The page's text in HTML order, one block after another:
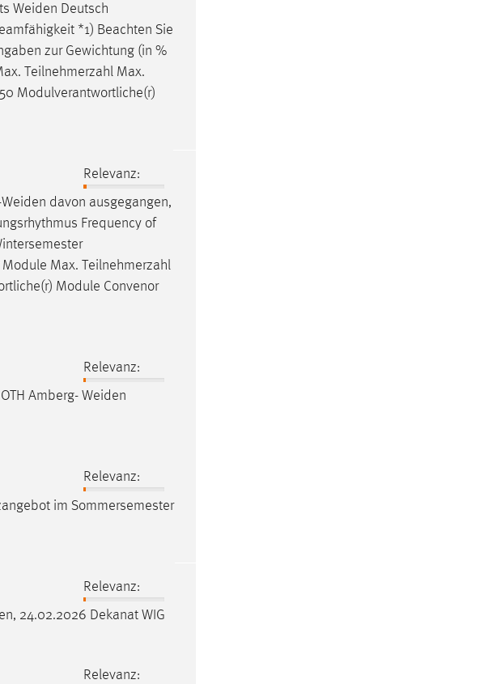
Weiden Deutsch
*1) Beachten Sie
zur Gewichtung (in %
Teilnehmerzahl Max.
Modulverantwortliche(r)
Relevanz:
davon ausgegangen,
Frequency of
Max. Teilnehmerzahl
Module Convenor
Relevanz:
Amberg- Weiden
Relevanz:
im Sommersemester
Relevanz:
, 24.02.2026 Dekanat WIG
Relevanz: